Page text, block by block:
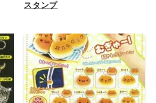
スタンプ